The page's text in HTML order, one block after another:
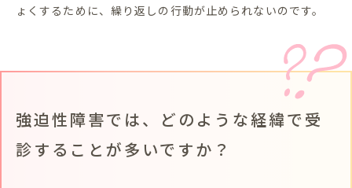
ょくするために、繰り返しの行動が止められないのです。
強迫性障害では、どのような経緯で受
診することが多いですか？